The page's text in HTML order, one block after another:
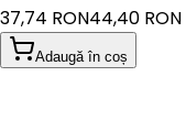
37,74 RON44,40 RON
Adaugă în coș